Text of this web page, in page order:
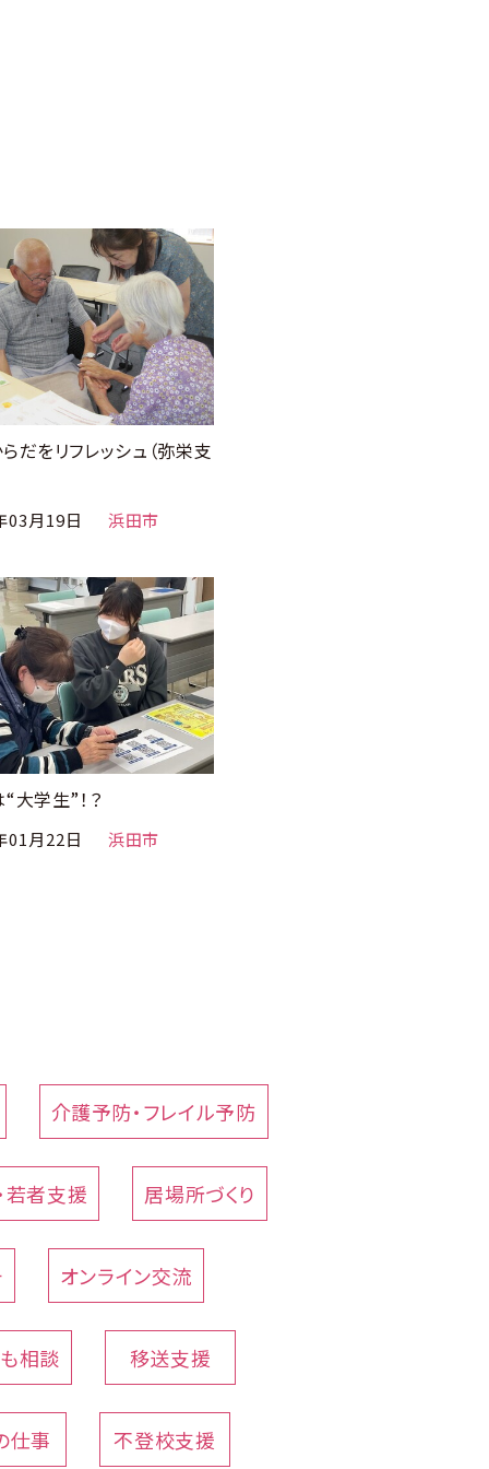
浜田市
03月19日
だをリフレッシュ（弥栄支
浜田市
01月22日
大学生”！？
介護予防・フレイル予防
若者支援 居場所づくり
オンライン交流
相談 移送支援
仕事 不登校支援